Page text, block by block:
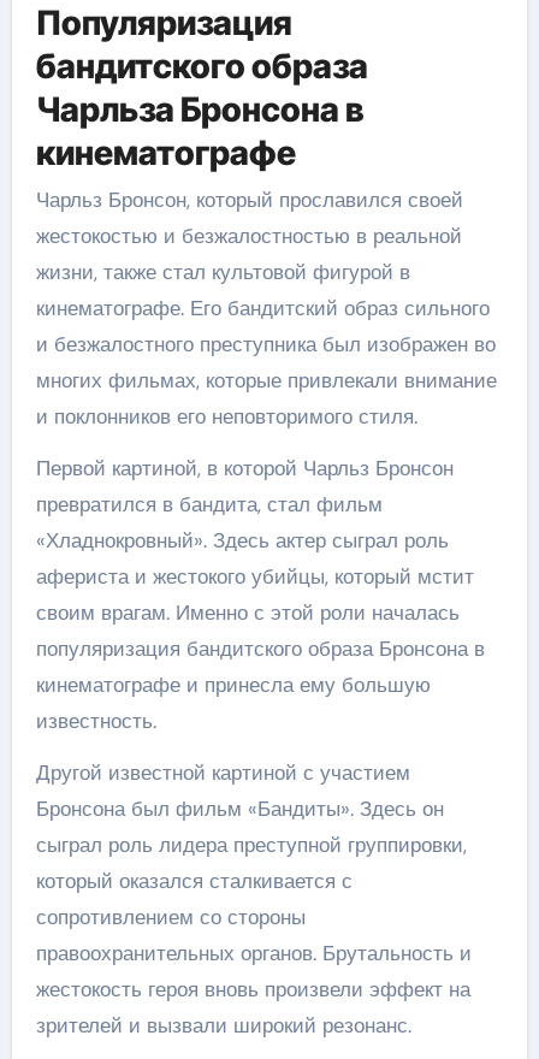
Популяризация
бандитского образа
Чарльза Бронсона в
кинематографе
Чарльз Бронсон, который прославился своей
жестокостью и безжалостностью в реальной
жизни, также стал культовой фигурой в
кинематографе. Его бандитский образ сильного
и безжалостного преступника был изображен во
многих фильмах, которые привлекали внимание
и поклонников его неповторимого стиля.
Первой картиной, в которой Чарльз Бронсон
превратился в бандита, стал фильм
«Хладнокровный». Здесь актер сыграл роль
афериста и жестокого убийцы, который мстит
своим врагам. Именно с этой роли началась
популяризация бандитского образа Бронсона в
кинематографе и принесла ему большую
известность.
Другой известной картиной с участием
Бронсона был фильм «Бандиты». Здесь он
сыграл роль лидера преступной группировки,
который оказался сталкивается с
сопротивлением со стороны
правоохранительных органов. Брутальность и
жестокость героя вновь произвели эффект на
зрителей и вызвали широкий резонанс.